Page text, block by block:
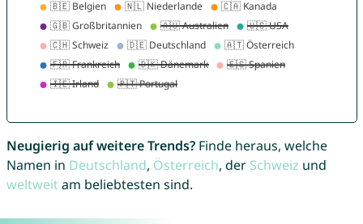
Neugierig auf weitere Trends?Finde heraus, welche
Namen in Deutschland, Österreich, der Schweiz und
weltweitam beliebtesten sind.